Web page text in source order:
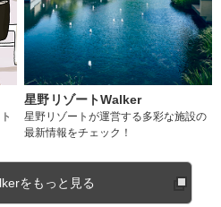
星野リゾートWalker
星野リゾートが運営する多彩な施設の
最新情報をチェック！
をもっと見る